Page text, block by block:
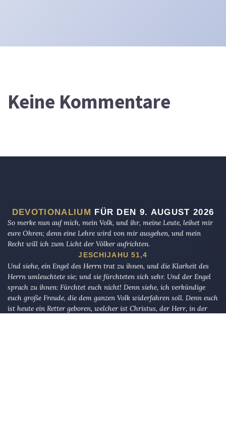
Keine Kommentare
DEVOTIONALIUM FÜR DEN 9. AUGUST 2026
So merke nun auf mich, mein Volk, und ihr, meine Leute, leihet mir
eure Ohren; denn eine Lehre wird von mir ausgehen, und mein
Recht will ich zum Licht der Völker aufrichten.
JESCHIJAHU 51,4
Und siehe, ein Engel des Herrn trat zu ihnen, und die Klarheit des
Herrn umleuchtete sie; und sie fürchteten sich sehr. Und der Engel
sprach zu ihnen: Fürchtet euch nicht! Denn siehe, ich verkündige
euch große Freude, die dem ganzen Volk widerfahren soll. Denn euch
ist heute ein Retter geboren, welcher ist Christus, der Herr, in der